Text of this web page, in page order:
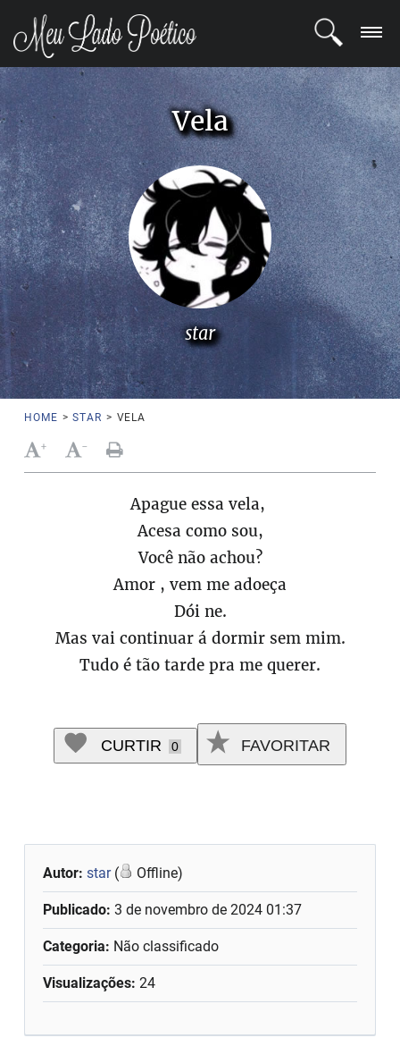
LOGIN
REGISTRO
POETAS
BLOG
COMUNIDADE
Vela
star
HOME > STAR > VELA
+ -
Apague essa vela,
Acesa como sou,
Você não achou?
Amor , vem me adoeça
Dói ne.
Mas vai continuar á dormir sem mim.
Tudo é tão tarde pra me querer.
CURTIR 0 FAVORITAR
Autor:star( Offline)
Publicado:3 de novembro de 2024 01:37
Categoria: Não classificado
Visualizações: 24